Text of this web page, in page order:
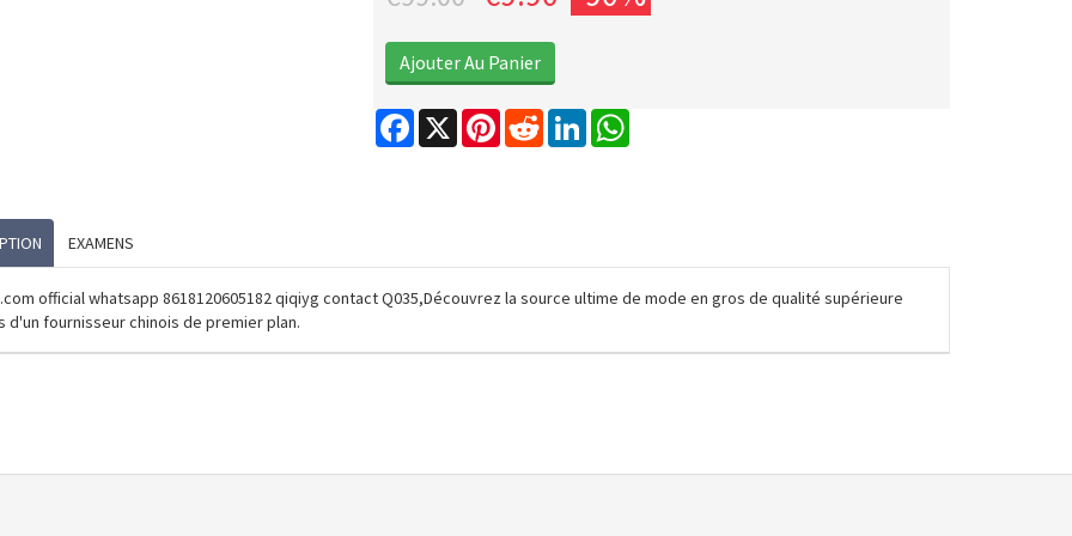
Facebook
X PinterestRedditLinkedIn
EXAMENS
official whatsapp 8618120605182 qiqiyg contact Q035,Découvrez la source ultime de mode en gros de qualité supérieure
d'un fournisseur chinois de premier plan.